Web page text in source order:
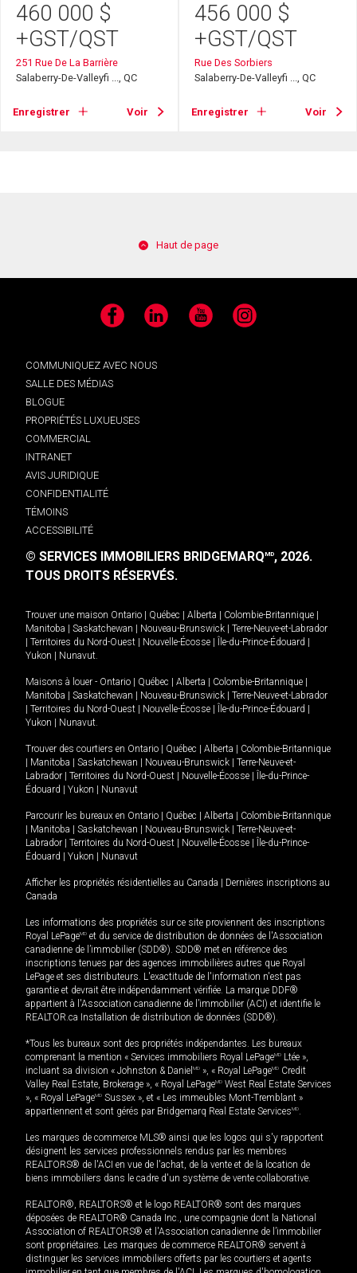
460 000 $
+GST/QST
251 Rue De La Barrière
Salaberry-De-Valleyfi ..., QC
Enregistrer Voir
456 000 $
+GST/QST
Rue Des Sorbiers
Salaberry-De-Valleyfi ..., QC
Enregistrer Voir
Haut de page
Facebook LinkedIn YouTube Instagram
COMMUNIQUEZ AVEC NOUS
SALLE DES MÉDIAS
BLOGUE
PROPRIÉTÉS LUXUEUSES
COMMERCIAL
INTRANET
AVIS JURIDIQUE
CONFIDENTIALITÉ
TÉMOINS
ACCESSIBILITÉ
© SERVICES IMMOBILIERS BRIDGEMARQMD, 2026.
TOUS DROITS RÉSERVÉS.
Trouver une maison Ontario Québec Alberta Colombie-Britannique
Manitoba
Saskatchewan Nouveau-Brunswick
Terre-Neuve-et-Labrador
Territoires du Nord-Ouest Nouvelle-Écosse Île-du-Prince-Édouard
Yukon
Nunavut.
Maisons à louer - Ontario Québec Alberta Colombie-Britannique
Manitoba
Saskatchewan Nouveau-Brunswick
Terre-Neuve-et-Labrador
Territoires du Nord-Ouest Nouvelle-Écosse Île-du-Prince-Édouard
Yukon
Nunavut.
Trouver des courtiers en Ontario Québec Alberta
Colombie-Britannique
Manitoba Saskatchewan Nouveau-Brunswick
Terre-Neuve-et-
Labrador
Territoires du Nord-Ouest Nouvelle-Écosse
Île-du-Prince-
Édouard
Yukon Nunavut
Parcourir les bureaux en Ontario Québec Alberta
Colombie-Britannique
Manitoba Saskatchewan Nouveau-Brunswick
Terre-Neuve-et-
Labrador
Territoires du Nord-Ouest Nouvelle-Écosse
Île-du-Prince-
Édouard
Yukon Nunavut
Afficher les propriétés résidentielles au Canada
Dernières inscriptions au
Canada
Les informations des propriétés sur ce site proviennent des inscriptions
Royal LePageMD et du service de distribution de données de l'Association
canadienne de l’immobilier (SDD®). SDD® met en référence des
inscriptions tenues par des agences immobilières autres que Royal
LePage et ses distributeurs. L'exactitude de l'information n'est pas
garantie et devrait être indépendamment vérifiée. La marque DDF®
appartient à l'Association canadienne de l’immobilier (ACI) et identifie le
REALTOR.ca Installation de distribution de données (SDD®).
*Tous les bureaux sont des propriétés indépendantes. Les bureaux
comprenant la mention « Services immobiliers Royal LePageMD Ltée »,
incluant sa division « Johnston & Daniel MD », « Royal LePageMD Credit
Valley Real Estate, Brokerage », « Royal LePageMD West Real Estate Services
», « Royal LePageMD Sussex », et « Les immeubles Mont-Tremblant »
appartiennent et sont gérés par Bridgemarq Real Estate ServicesMD.
Les marques de commerce MLS® ainsi que les logos qui s'y rapportent
désignent les services professionnels rendus par les membres
REALTORS® de l'ACI en vue de l'achat, de la vente et de la location de
biens immobiliers dans le cadre d'un système de vente collaborative.
REALTOR®, REALTORS® et le logo REALTOR® sont des marques
déposées de REALTOR® Canada Inc., une compagnie dont la National
Association of REALTORS® et l'Association canadienne de l’immobilier
sont propriétaires. Les marques de commerce REALTOR® servent à
distinguer les services immobiliers offerts par les courtiers et agents